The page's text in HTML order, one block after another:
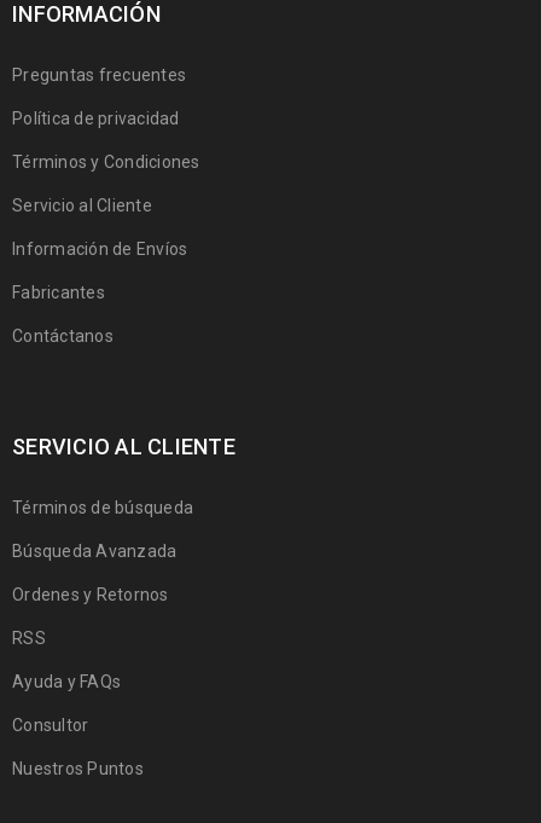
INFORMACIÓN
Preguntas frecuentes
Política de privacidad
Términos y Condiciones
Servicio al Cliente
Información de Envíos
Fabricantes
Contáctanos
SERVICIO AL CLIENTE
Términos de búsqueda
Búsqueda Avanzada
Ordenes y Retornos
RSS
Ayuda y FAQs
Consultor
Nuestros Puntos